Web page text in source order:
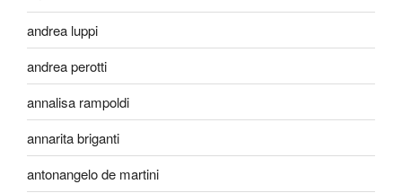
andrea luppi
andrea perotti
annalisa rampoldi
annarita briganti
antonangelo de martini